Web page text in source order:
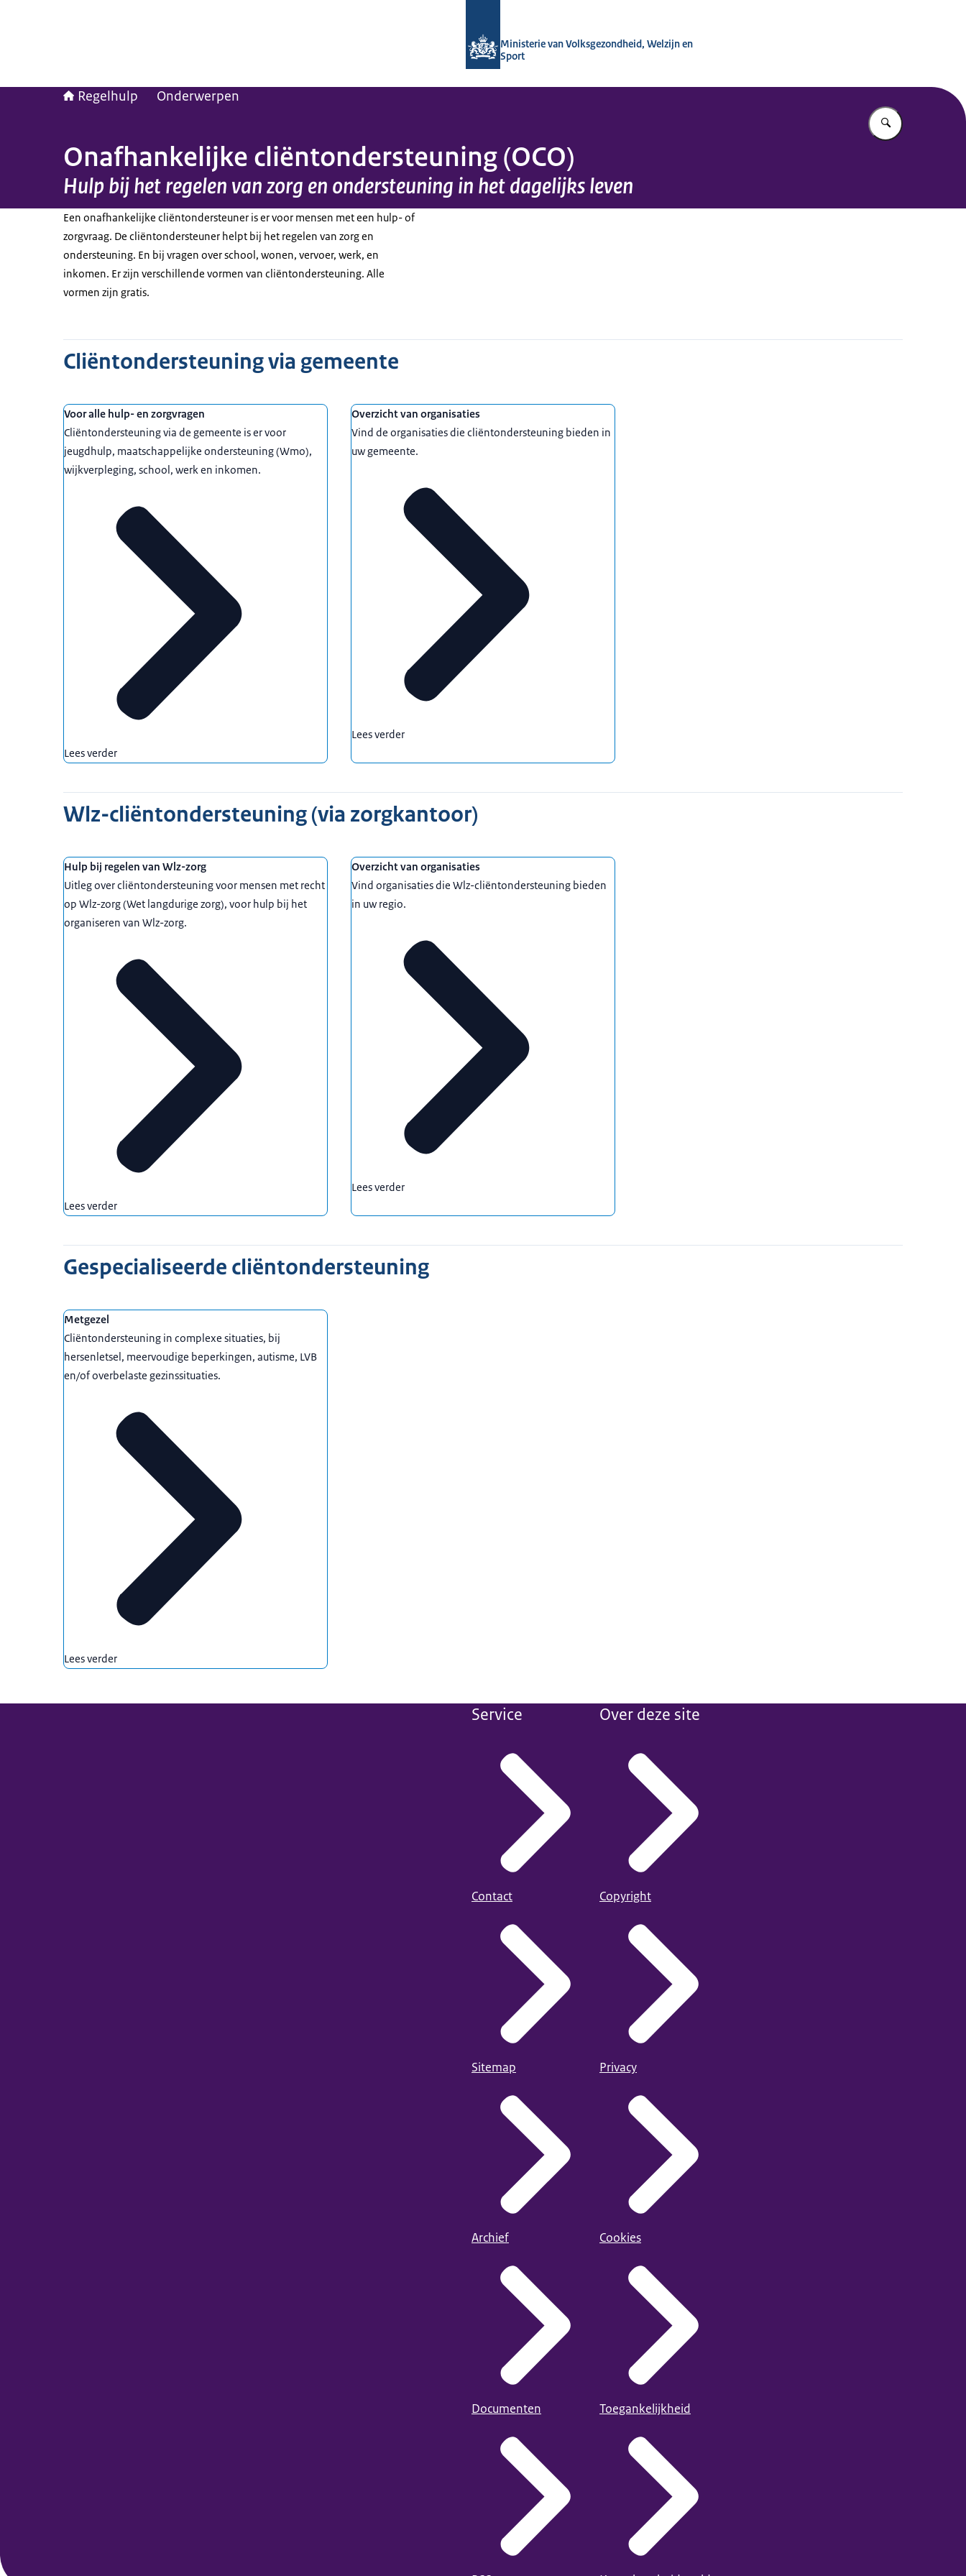
Ministerie van Volksgezondheid, Welzijn en
Sport
Regelhulp Onderwerpen
Vul in wat u
Onafhankelijke cliëntondersteuning (OCO)
Hulp bij het regelen van zorg en ondersteuning in het dagelijks leven
Een onafhankelijke cliëntondersteuner is er voor mensen met een hulp- of
zorgvraag. De cliëntondersteuner helpt bij het regelen van zorg en
ondersteuning. En bij vragen over school, wonen, vervoer, werk, en
inkomen. Er zijn verschillende vormen van cliëntondersteuning. Alle
vormen zijn gratis.
Cliëntondersteuning via gemeente
Voor alle hulp- en zorgvragen
Cliëntondersteuning via de gemeente is er voor
jeugdhulp, maatschappelijke ondersteuning (Wmo),
wijkverpleging, school, werk en inkomen.
Lees verder
Overzicht van organisaties
Vind de organisaties die cliëntondersteuning bieden in
uw gemeente.
Lees verder
Wlz-cliëntondersteuning (via zorgkantoor)
Hulp bij regelen van Wlz-zorg
Uitleg over cliëntondersteuning voor mensen met recht
op Wlz-zorg (Wet langdurige zorg), voor hulp bij het
organiseren van Wlz-zorg.
Lees verder
Overzicht van organisaties
Vind organisaties die Wlz-cliëntondersteuning bieden
in uw regio.
Lees verder
Gespecialiseerde cliëntondersteuning
Metgezel
Cliëntondersteuning in complexe situaties, bij
hersenletsel, meervoudige beperkingen, autisme, LVB
en/of overbelaste gezinssituaties.
Lees verder
Service
Contact
Sitemap
Archief
Documenten
Over deze site
Copyright
Privacy
Cookies
Toegankelijkheid